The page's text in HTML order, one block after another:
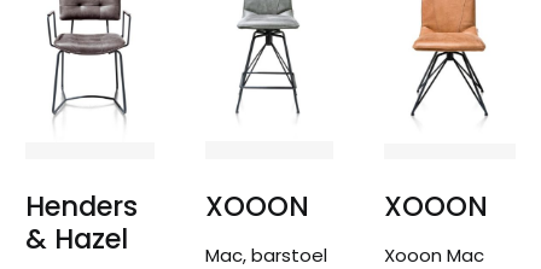
Henders
& Hazel
XOOON
Mac, barstoel
XOOON
Xooon Mac